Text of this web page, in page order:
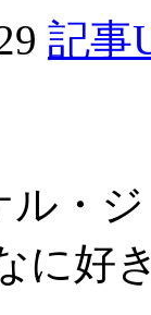
記事
・ジ
に好